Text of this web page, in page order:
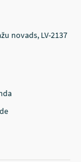
novads, LV-2137